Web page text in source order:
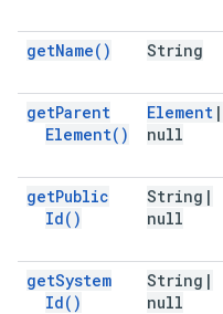
getName( ) String
getParent
Element( )
Element |
null
getPublic
Id( )
String |
null
getSystem
Id( )
String |
null